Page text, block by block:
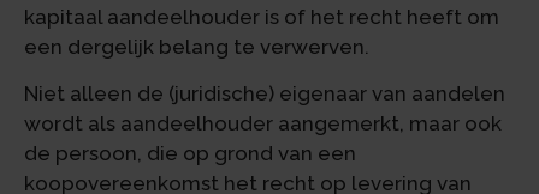
kapitaal aandeelhouder is of het recht heeft om
een dergelijk belang te verwerven.
Niet alleen de (juridische) eigenaar van aandelen
wordt als aandeelhouder aangemerkt, maar ook
de persoon, die op grond van een
koopovereenkomst het recht op levering van